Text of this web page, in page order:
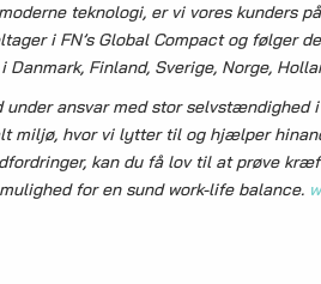
teknologi, er vi vores kunders
i FN’s Global Compact og følger
Finland, Sverige, Norge,
under ansvar med stor
miljø, hvor vi lytter til og hjælper
kan du få lov til at prøve
for en sund work-life balance.